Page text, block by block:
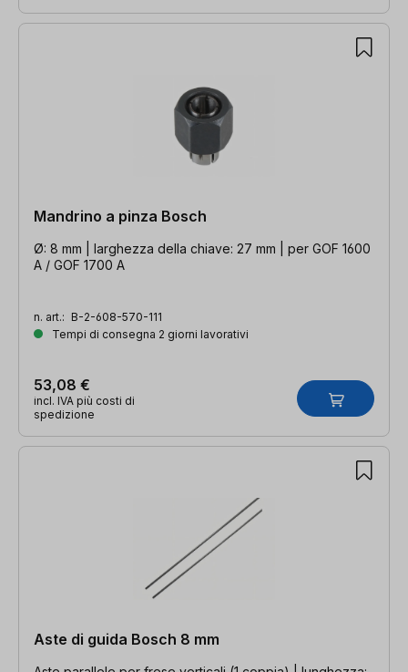
Mandrino a pinza Bosch
Ø: 8 mm | larghezza della chiave: 27 mm | per GOF 1600
A / GOF 1700 A
n. art.: B-2-608-570-111
Tempi di consegna 2 giorni lavorativi
53,08 €
incl. IVA più costi di
spedizione
Aste di guida Bosch 8 mm